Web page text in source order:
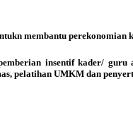
membantu perekonomian
insentif kader/ guru
pelatihan UMKM dan